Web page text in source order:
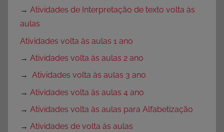
→ Atividades de Interpretação de texto volta às
aulas
Atividades volta às aulas 1 ano
→ Atividades volta às aulas 2 ano
→ Atividades volta às aulas 3 ano
→ Atividades volta às aulas 4 ano
→ Atividades volta às aulas para Alfabetização
→ Atividades de volta às aulas